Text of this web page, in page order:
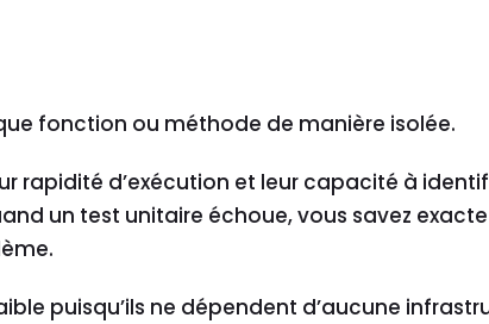
fonction ou méthode de manière isolée.
rapidité d’exécution et leur capacité à
un test unitaire échoue, vous savez
puisqu’ils ne dépendent d’aucune